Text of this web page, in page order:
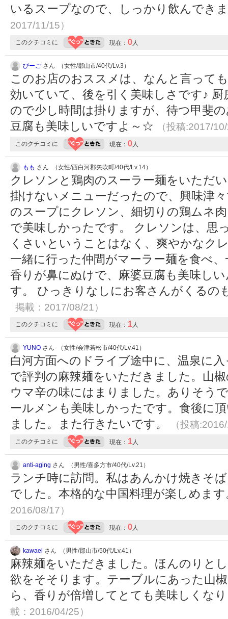
いるスープなので、しっかり飲んでき
2017/11/15）
このクチコミに 現在： 0人
びーご さん （女性/郡山市/40代/Lv.3）
このお店のおススメは、なんと言って
効いていて、後を引く美味しさです♪
ので少し時間は掛りますが、待つ甲斐
豆腐も美味しいですよ～☆
（投稿:2017/
このクチコミに 現在： 0人
もも さん （女性/西白河郡矢吹町/40代/Lv.14）
クレソンと鶏肉のスーラー麺をいただ
掛けないメニューだったので、興味津
のスープにクレソン、細切りの鶏ムネ
で美味しかったです。 クレソンは、思
くさいということはなく、爽やかなク
一緒に行った仲間がマーラー麺を食べ
香りが鼻にぬけで、麻婆豆腐も美味し
す。 ひっきりなしにお客さんがくるの
掲載：2017/08/21）
このクチコミに 現在： 1人
YUNO さん （女性/会津若松市/40代/Lv.41）
白河方面へのドライブ途中に、温泉に
で評判の麻辣麺をいただきました。山
ウマ辛の味にはまりました。ありそう
ールメンも美味しかったです。食後に
ました。また行きたいです。
（投稿
このクチコミに 現在： 1人
anti-aging さん （男性/喜多方市/40代/Lv.21）
ランチ時に訪問。私はあんかけ焼きそ
でした。本格的な中国料理が楽しめま
2016/08/17）
このクチコミに 現在： 0人
kawaei さん （男性/郡山市/50代/Lv.41）
麻辣麺をいただきました。ほんのりと
欲をそそります。テーブルにあった山
ら、香りが倍増してとても美味しくな
載：2016/04/25）